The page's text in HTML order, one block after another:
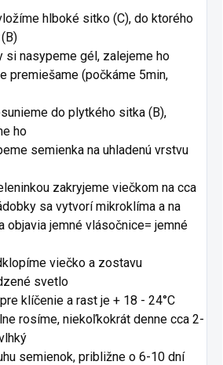
hlboké sitko (C), do ktorého
si nasypeme gél, zalejeme ho
premiešame (počkáme 5min,
do plytkého sitka (B),
ho
semienka na uhladenú vrstvu
zakryjeme viečkom na cca
sa vytvorí mikroklíma a na
objavia jemné vlásočnice= jemné
viečko a zostavu
svetlo
klíčenie a rast je + 18 - 24°C
rosíme, niekoľkokrát denne cca 2-
semienok, približne o 6-10 dní